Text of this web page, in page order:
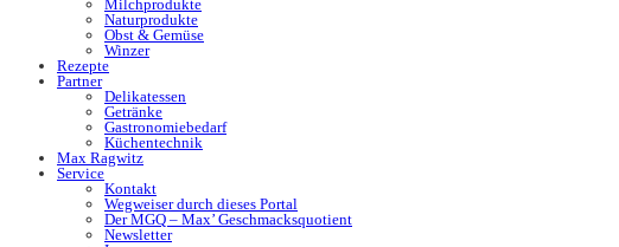
Milchprodukte
Naturprodukte
Obst & Gemüse
Winzer
Rezepte
Partner
Delikatessen
Getränke
Gastronomiebedarf
Küchentechnik
Max Ragwitz
Service
Kontakt
Wegweiser durch dieses Portal
Der MGQ – Max’ Geschmacksquotient
Newsletter